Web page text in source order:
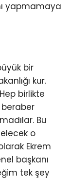
yapmamaya
bir
kur.
birlikte
beraber
Bu
o
Ekrem
başkanı
tek şey